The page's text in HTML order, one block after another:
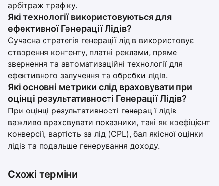
арбітраж трафіку.
Які технології використовуються для
ефективної Генерації Лідів?
Сучасна стратегія генерації лідів використовує
створення контенту, платні реклами, пряме
звернення та автоматизаційні технології для
ефективного залучення та обробки лідів.
Які основні метрики слід враховувати при
оцінці результативності Генерації Лідів?
При оцінці результативності генерації лідів
важливо враховувати показники, такі як коефіцієнт
конверсії, вартість за лід (CPL), бал якісної оцінки
лідів та подальше генерування доходу.
Схожі терміни